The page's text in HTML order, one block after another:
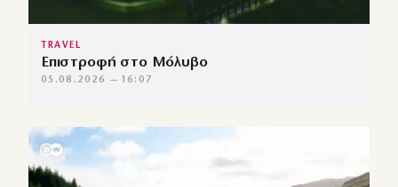
TRAVEL
Επιστροφή στο Μόλυβο
05.08.2026 — 16:07